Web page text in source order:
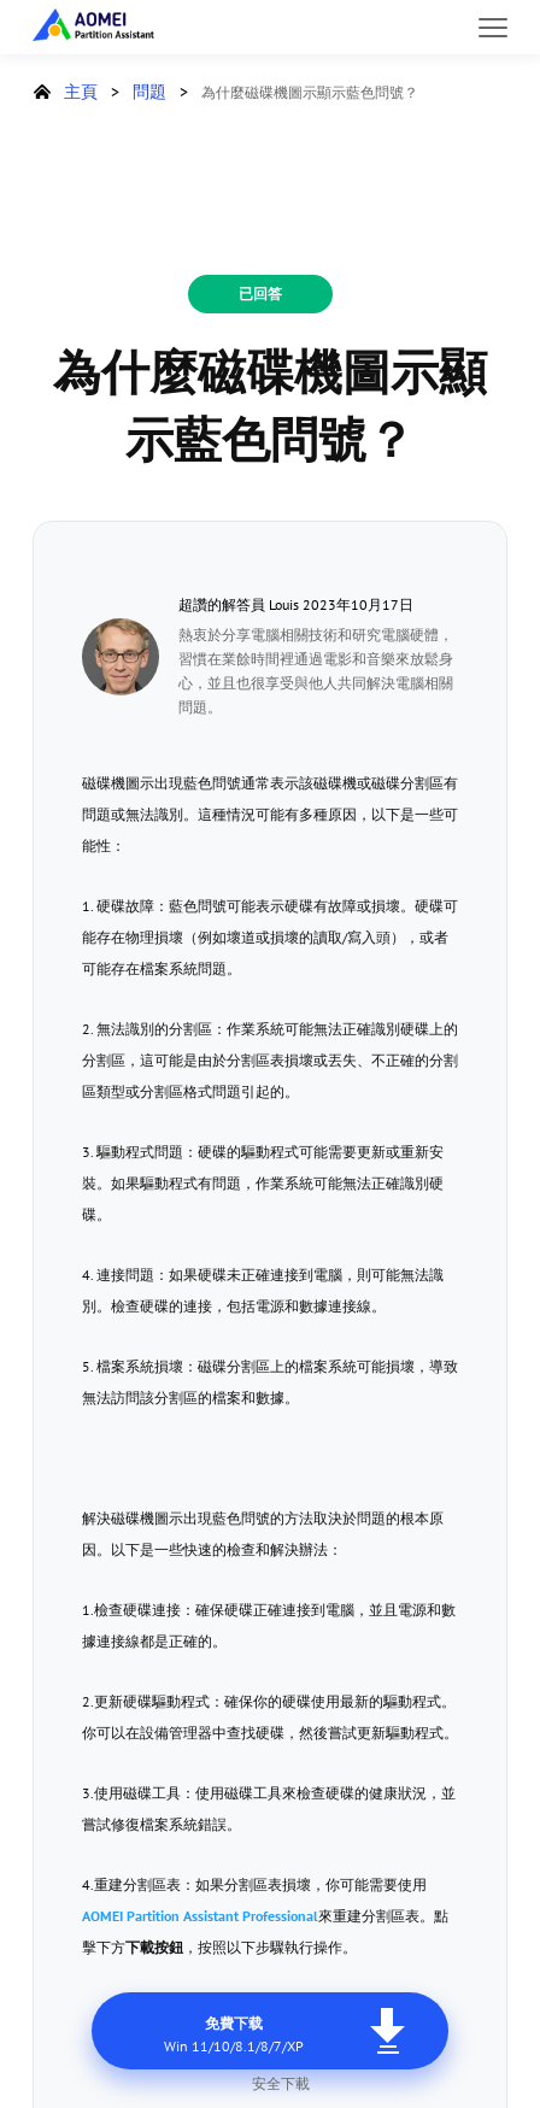
主頁> 問題 > 為什麼磁碟機圖示顯示藍色問號？
已回答
為什麼磁碟機圖示顯
示藍色問號？
超讚的解答員 Louis 2023年10月17日
熱衷於分享電腦相關技術和研究電腦硬體，
習慣在業餘時間裡通過電影和音樂來放鬆身
心，並且也很享受與他人共同解決電腦相關
問題。
磁碟機圖示出現藍色問號通常表示該磁碟機或磁碟分割區有
問題或無法識別。這種情況可能有多種原因，以下是一些可
能性：
1. 硬碟故障：藍色問號可能表示硬碟有故障或損壞。硬碟可
能存在物理損壞（例如壞道或損壞的讀取/寫入頭），或者
可能存在檔案系統問題。
2. 無法識別的分割區：作業系統可能無法正確識別硬碟上的
分割區，這可能是由於分割區表損壞或丟失、不正確的分割
區類型或分割區格式問題引起的。
3. 驅動程式問題：硬碟的驅動程式可能需要更新或重新安
裝。如果驅動程式有問題，作業系統可能無法正確識別硬
碟。
4. 連接問題：如果硬碟未正確連接到電腦，則可能無法識
別。檢查硬碟的連接，包括電源和數據連接線。
5. 檔案系統損壞：磁碟分割區上的檔案系統可能損壞，導致
無法訪問該分割區的檔案和數據。
解決磁碟機圖示出現藍色問號的方法取決於問題的根本原
因。以下是一些快速的檢查和解決辦法：
1.檢查硬碟連接：確保硬碟正確連接到電腦，並且電源和數
據連接線都是正確的。
2.更新硬碟驅動程式：確保你的硬碟使用最新的驅動程式。
你可以在設備管理器中查找硬碟，然後嘗試更新驅動程式。
3.使用磁碟工具：使用磁碟工具來檢查硬碟的健康狀況，並
嘗試修復檔案系統錯誤。
4.重建分割區表：如果分割區表損壞，你可能需要使用
AOMEI Partition Assistant Professional來重建分割區表。點
擊下方下載按鈕，按照以下步驟執行操作。
免費下载
Win 11/10/8.1/8/7/XP
安全下載